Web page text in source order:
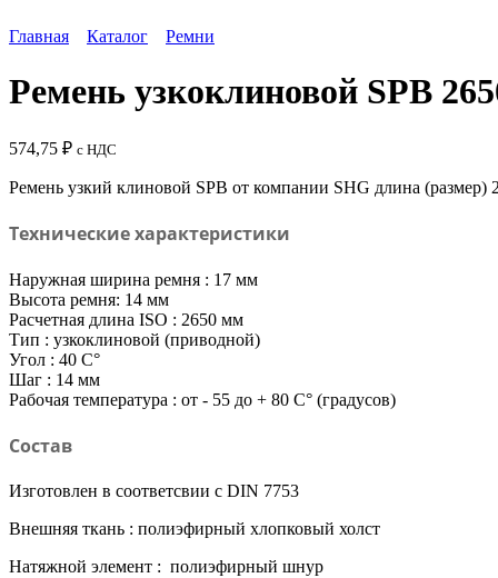
Главная Каталог Ремни
Ремень узкоклиновой SPB
574,75 ₽ с НДС
Ремень узкий клиновой SPB от компании SHG длина
Технические характеристики
Наружная ширина ремня : 17 мм
Высота ремня: 14 мм
Расчетная длина ISO : 2650 мм
Тип : узкоклиновой (приводной)
Угол : 40 C°
Шаг : 14 мм
Рабочая температура : от - 55 до + 80 C° (градусов)
Состав
Изготовлен в соответсвии с DIN 7753
Внешняя ткань : полиэфирный хлопковый холст
Натяжной элемент : полиэфирный шнур